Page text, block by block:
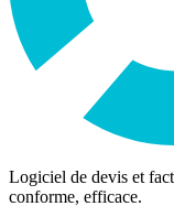
Logiciel de devis et
conforme, efficace.